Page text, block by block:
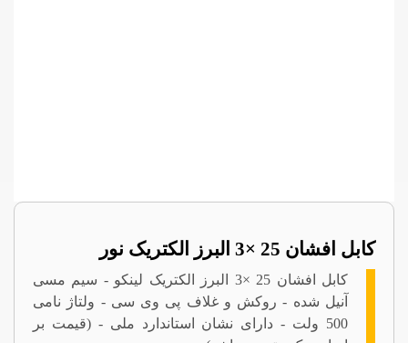
کابل افشان 25 ×3 البرز الکتریک نور
کابل افشان 25 ×3 البرز الکتریک لینکو - سیم مسی
آنیل شده - روکش و غلاف پی وی سی - ولتاژ نامی
500 ولت - دارای نشان استاندارد ملی - (قیمت بر